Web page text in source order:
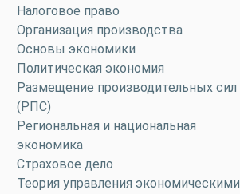
Налоговое право
Организация производства
Основы экономики
Политическая экономия
Размещение производительных сил
(РПС)
Региональная и национальная
экономика
Страховое дело
Теория управления экономическими